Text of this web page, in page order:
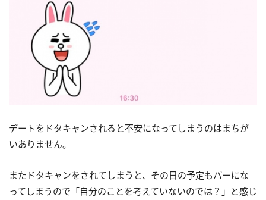
デートをドタキャンされると不安になってしまうのはまちが
いありません。
またドタキャンをされてしまうと、その日の予定もパーにな
ってしまうので「自分のことを考えていないのでは？」と感じ